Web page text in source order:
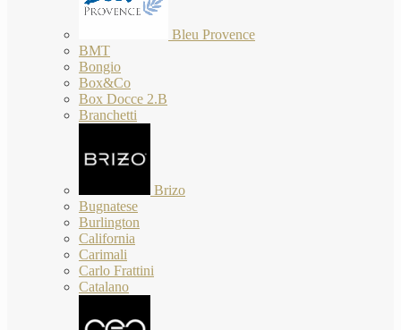
Bleu Provence
BMT
Bongio
Box&Co
Box Docce 2.B
Branchetti
Brizo
Bugnatese
Burlington
California
Carimali
Carlo Frattini
Catalano